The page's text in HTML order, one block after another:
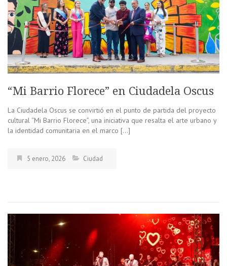
“Mi Barrio Florece” en Ciudadela Oscus
La Ciudadela Oscus se convirtió en el punto de partida del proyecto
cultural “Mi Barrio Florece”, una iniciativa que resalta el arte urbano y
la identidad comunitaria en el marco […]
5 enero, 2026 Ciudad